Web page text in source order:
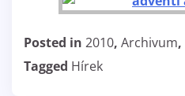
Posted in 2010, Archivum,
Tagged Hírek